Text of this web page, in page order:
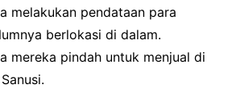
melakukan pendataan para
berlokasi di dalam.
mereka pindah untuk menjual di